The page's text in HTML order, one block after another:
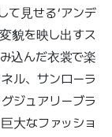
て見せる‘アンデ
貌を映し出すス
込んだ衣裳で楽
ル、サンローラ
ジュアリーブラ
大なファッショ